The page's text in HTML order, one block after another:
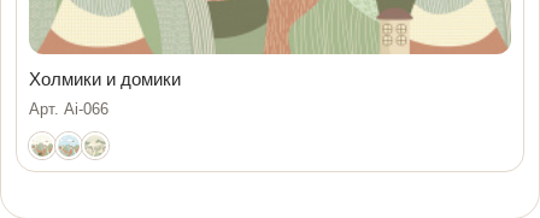
Холмики и домики
Арт. Ai-066